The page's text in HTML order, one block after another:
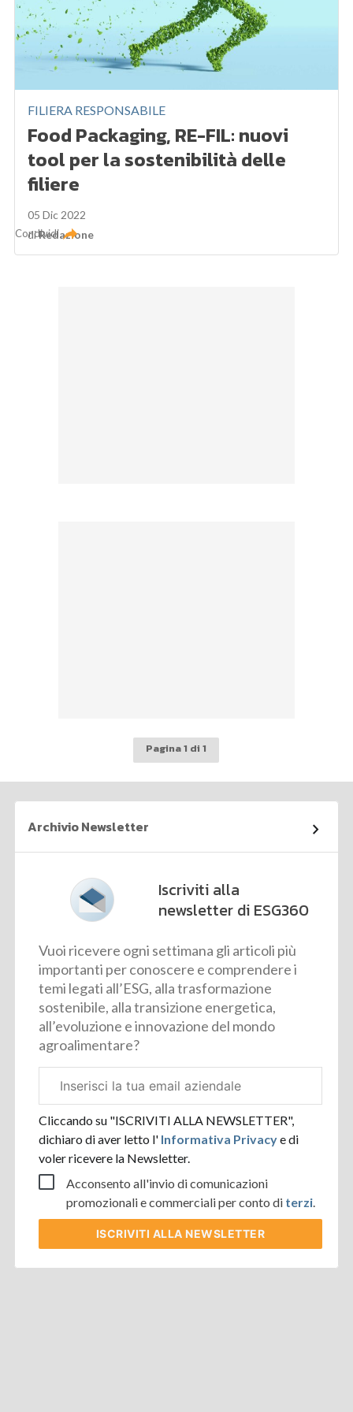
FILIERA RESPONSABILE
Food Packaging, RE-FIL: nuovi
tool per la sostenibilità delle
filiere
05 Dic 2022
diRedazione
Condividi
Pagina 1 di 1
Archivio Newsletter
Iscriviti alla
newsletter di ESG360
Vuoi ricevere ogni settimana gli articoli più
importanti per conoscere e comprendere i
temi legati all’ESG, alla trasformazione
sostenibile, alla transizione energetica,
all’evoluzione e innovazione del mondo
agroalimentare?
aziendale
Cliccando su "ISCRIVITI ALLA NEWSLETTER",
dichiaro di aver letto l' Informativa Privacye di
voler ricevere la Newsletter.
Acconsento all'invio di comunicazioni
promozionali e commerciali per conto di terzi.
ISCRIVITI ALLA NEWSLETTER